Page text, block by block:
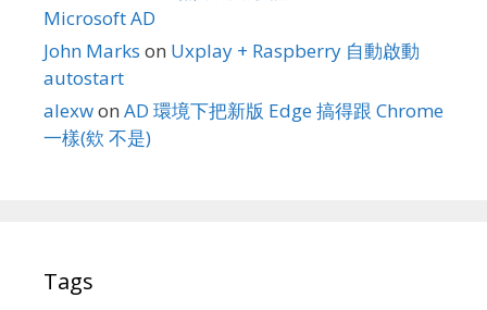
Microsoft AD
John Marks on Uxplay + Raspberry 自動啟動
autostart
alexwon AD 環境下把新版 Edge 搞得跟 Chrome
一樣(欸 不是)
Tags